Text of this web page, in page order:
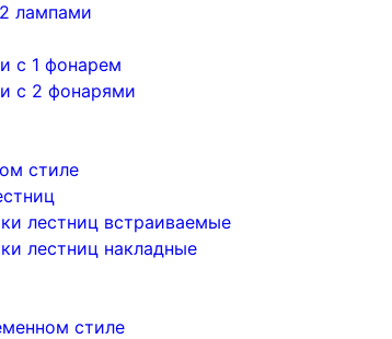
лампами
с 1 фонарем
с 2 фонарями
стиле
лестниц встраиваемые
лестниц накладные
стиле